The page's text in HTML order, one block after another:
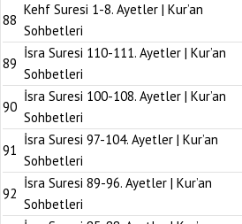
88
Kehf Suresi 1-8. Ayetler | Kur’an
Sohbetleri
89
İsra Suresi 110-111. Ayetler | Kur’an
Sohbetleri
90
İsra Suresi 100-108. Ayetler | Kur’an
Sohbetleri
91
İsra Suresi 97-104. Ayetler | Kur’an
Sohbetleri
92
İsra Suresi 89-96. Ayetler | Kur’an
Sohbetleri